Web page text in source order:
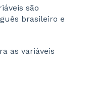
são
brasileiro e
as variáveis